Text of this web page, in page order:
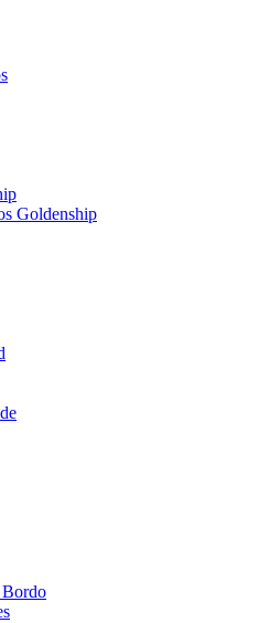
Goldenship
Bordo